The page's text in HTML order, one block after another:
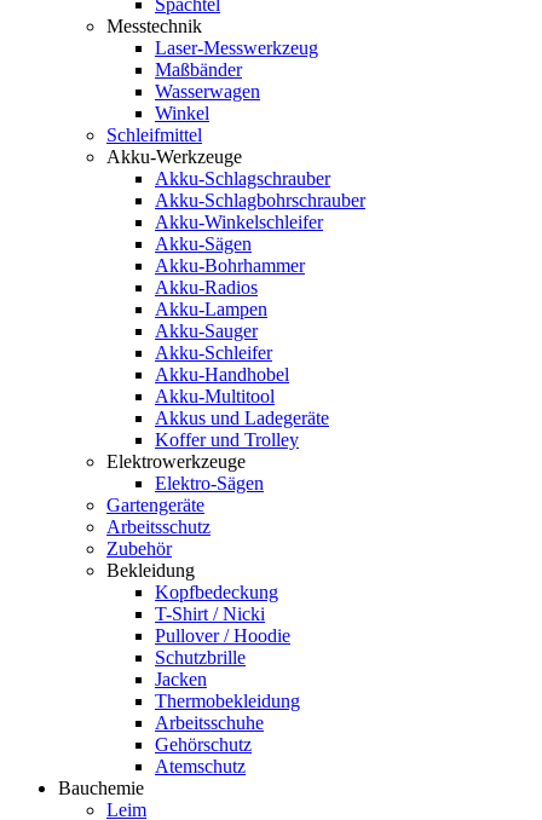
Spachtel
Messtechnik
Laser-Messwerkzeug
Maßbänder
Wasserwagen
Winkel
Schleifmittel
Akku-Werkzeuge
Akku-Schlagschrauber
Akku-Schlagbohrschrauber
Akku-Winkelschleifer
Akku-Sägen
Akku-Bohrhammer
Akku-Radios
Akku-Lampen
Akku-Sauger
Akku-Schleifer
Akku-Handhobel
Akku-Multitool
Akkus und Ladegeräte
Koffer und Trolley
Elektrowerkzeuge
Elektro-Sägen
Gartengeräte
Arbeitsschutz
Zubehör
Bekleidung
Kopfbedeckung
T-Shirt / Nicki
Pullover / Hoodie
Schutzbrille
Jacken
Thermobekleidung
Arbeitsschuhe
Gehörschutz
Atemschutz
Bauchemie
Leim